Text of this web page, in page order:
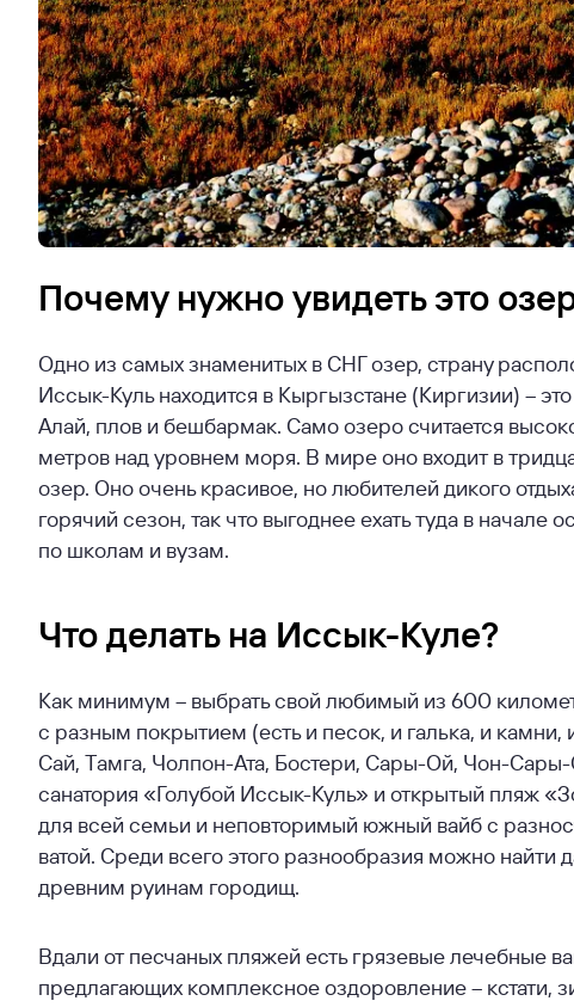
Почему нужно увидеть это
Одно из самых знаменитых в СНГ озер, страну
Иссык-Куль находится в Кыргызстане (Киргизии) –
Алай, плов и бешбармак. Само озеро считается
метров над уровнем моря. В мире оно входит в
озер. Оно очень красивое, но любителей дикого
горячий сезон, так что выгоднее ехать туда в начале
по школам и вузам.
Что делать на Иссык-Куле?
Как минимум – выбрать свой любимый из 600
с разным покрытием (есть и песок, и галька, и
Сай, Тамга, Чолпон-Ата, Бостери, Сары-Ой, Чон-
санатория «Голубой Иссык-Куль» и открытый пляж
для всей семьи и неповторимый южный вайб с
ватой. Среди всего этого разнообразия можно найти
древним руинам городищ.
Вдали от песчаных пляжей есть грязевые лечебные
предлагающих комплексное оздоровление – кстати,